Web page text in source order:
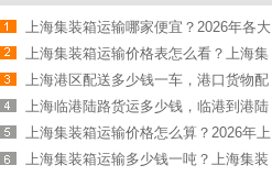
上海集装箱运输哪家便宜？2026年各大
物流公司推荐【最新更新】
上海集装箱运输价格表怎么看？上海集
装箱运输价格指南【最新更新】
上海港区配送多少钱一车，港口货物配
送服务收费价格表【含最新报价】
上海临港陆路货运多少钱，临港到港陆
路运输收费标准【含价格表】
上海集装箱运输价格怎么算？2026年上
海集装箱运输价格指南【最新更新】
上海集装箱运输多少钱一吨？上海集装